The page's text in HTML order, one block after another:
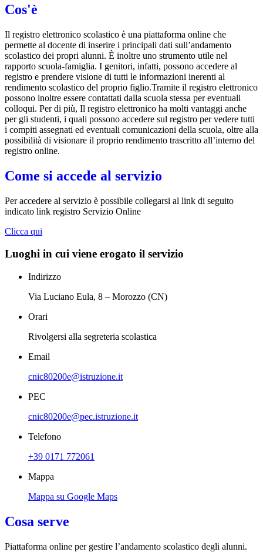
Cos'è
Il registro elettronico scolastico è una piattaforma online che
permette al docente di inserire i principali dati sull’andamento
scolastico dei propri alunni. È inoltre uno strumento utile nel
rapporto scuola-famiglia. I genitori, infatti, possono accedere al
registro e prendere visione di tutti le informazioni inerenti al
rendimento scolastico del proprio figlio.Tramite il registro elettronico
possono inoltre essere contattati dalla scuola stessa per eventuali
colloqui. Per di più, Il registro elettronico ha molti vantaggi anche
per gli studenti, i quali possono accedere sul registro per vedere tutti
i compiti assegnati ed eventuali comunicazioni della scuola, oltre alla
possibilità di visionare il proprio rendimento trascritto all’interno del
registro online.
Come si accede al servizio
Per accedere al servizio è possibile collegarsi al link di seguito
indicato link registro Servizio Online
Clicca qui
Luoghi in cui viene erogato il servizio
Indirizzo
Via Luciano Eula, 8 – Morozzo (CN)
Orari
Rivolgersi alla segreteria scolastica
Email
cnic80200e@istruzione.it
PEC
cnic80200e@pec.istruzione.it
Telefono
+39 0171 772061
Mappa
Mappa su Google Maps
Cosa serve
Piattaforma online per gestire l’andamento scolastico degli alunni.